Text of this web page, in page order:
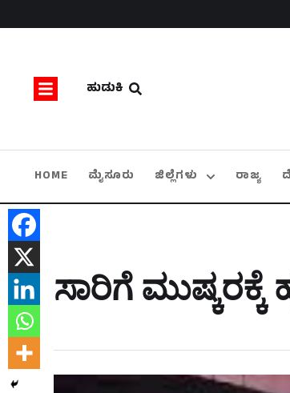
ಹುಡುಕಿ
HOME ಮೈಸೂರು ಜಿಲ್ಲೆಗಳು ರಾಜ್ಯ
ಸಾರಿಗೆ